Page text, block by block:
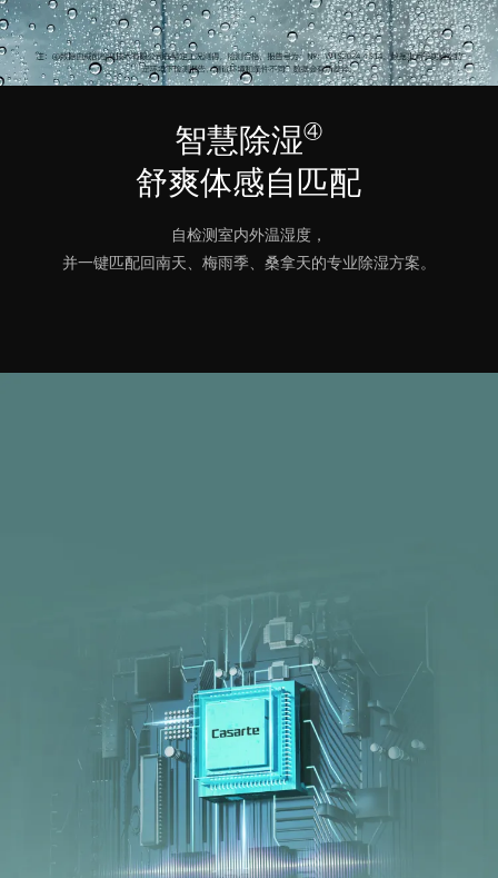
智慧除湿④
舒爽体感自匹配
自检测室内外温湿度，
并一键匹配回南天、梅雨季、桑拿天的专业除湿方案。